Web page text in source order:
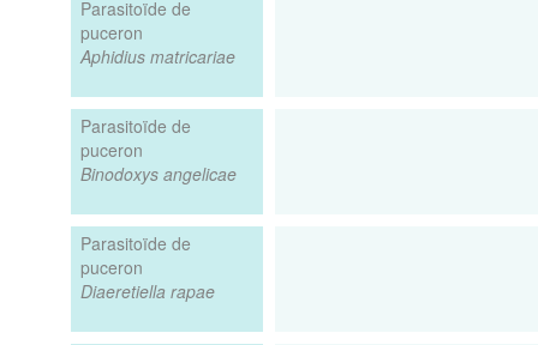
Parasitoïde de
puceron
Aphidius matricariae
Parasitoïde de
puceron
Binodoxys angelicae
Parasitoïde de
puceron
Diaeretiella rapae